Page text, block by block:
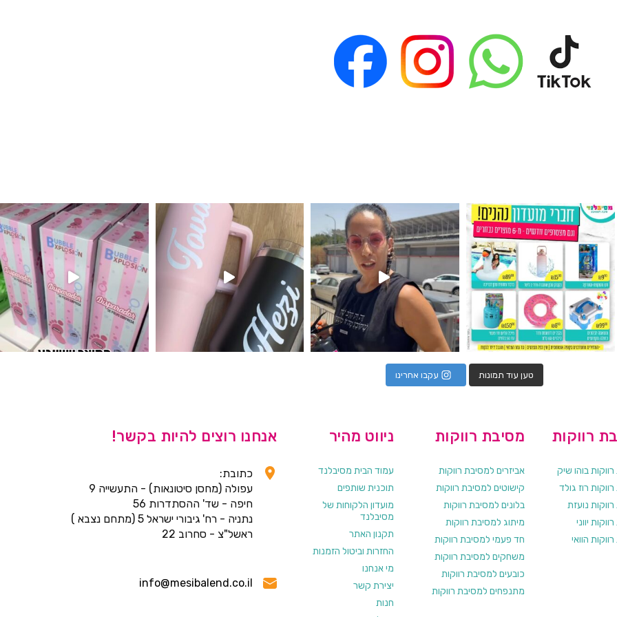
מין העובר רק במסיבלנד !! קיים
כוס נירוסטה ענקית שכול אחד צריך! קיימת באתר ובסניהמוצר הכי מבוקש שלנו מטף לגילוי מין העובר חזר למלא
טען עוד תמונות עקבו אחרינו
אנחנו רוצים להיות בקשר!
כתובת:
עפולה (מחסן סיטונאות) - התעשייה 9
חיפה - שד' ההסתדרות 56
נתניה - רח' גיבורי ישראל 5 (מתחם נצבא )
ראשל"צ - סחרוב 22
info@mesibalend.co.il
ניווט מהיר
עמוד הבית מסיבלנד
תוכנית שותפים
מועדון הלקוחות של
מסיבלנד
תקנון האתר
החזרות וביטול הזמנות
מי אנחנו
יצירת קשר
חנות
מסיבת רווקות
אביזרים למסיבת רווקות
קישוטים למסיבת רווקות
בלונים למסיבת רווקות
מיתוג למסיבת רווקות
חד פעמי למסיבת רווקות
משחקים למסיבת רווקות
כובעים למסיבת רווקות
מתנפחים למסיבת רווקות
רווקות
בוהו שיק
רוז גולד
נועזת
יווני
הוואי